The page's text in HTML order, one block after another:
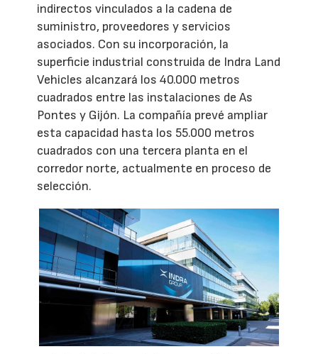
indirectos vinculados a la cadena de
suministro, proveedores y servicios
asociados. Con su incorporación, la
superficie industrial construida de Indra Land
Vehicles alcanzará los 40.000 metros
cuadrados entre las instalaciones de As
Pontes y Gijón. La compañía prevé ampliar
esta capacidad hasta los 55.000 metros
cuadrados con una tercera planta en el
corredor norte, actualmente en proceso de
selección.